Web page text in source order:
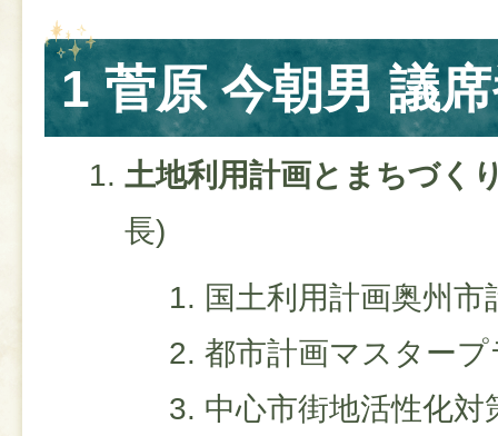
1 菅原 今朝男 議
土地利用計画とまちづく
長)
国土利用計画奥州
都市計画マスター
中心市街地活性化対